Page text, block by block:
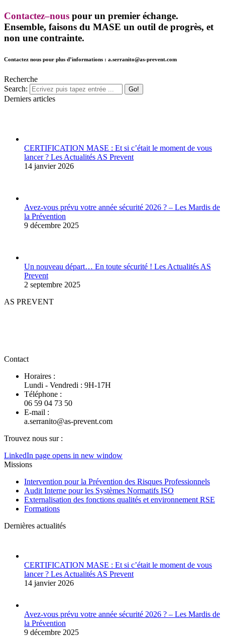
Contactez–nous pour un premier échange.
Ensemble, faisons du MASE un outil de progrès, et
non une contrainte.
Contactez nous pour plus d’informations : a.serranito@as-prevent.com
Recherche
Search:
Derniers articles
CERTIFICATION MASE : Et si c’était le moment de vous
lancer ? Les Actualités AS Prevent
14 janvier 2026
Avez-vous prévu votre année sécurité 2026 ? – Les Mardis de
la Prévention
9 décembre 2025
Un nouveau départ… En toute sécurité ! Les Actualités AS
Prevent
2 septembre 2025
AS PREVENT
Contact
Horaires :
Lundi - Vendredi : 9H-17H
Téléphone :
06 59 04 73 50
E-mail :
a.serranito@as-prevent.com
Trouvez nous sur :
LinkedIn page opens in new window
Missions
Intervention pour la Prévention des Risques Professionnels
Audit Interne pour les Systèmes Normatifs ISO
Externalisation des fonctions qualités et environnement RSE
Formations
Dernières actualités
CERTIFICATION MASE : Et si c’était le moment de vous
lancer ? Les Actualités AS Prevent
14 janvier 2026
Avez-vous prévu votre année sécurité 2026 ? – Les Mardis de
la Prévention
9 décembre 2025